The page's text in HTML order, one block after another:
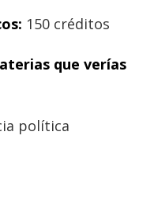
150 créditos
que verías
política